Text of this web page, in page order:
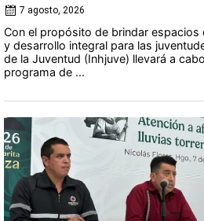
7 agosto, 2026
Con el propósito de brindar espacios
y desarrollo integral para las
de la Juventud (Inhjuve) llevará a
programa de ...